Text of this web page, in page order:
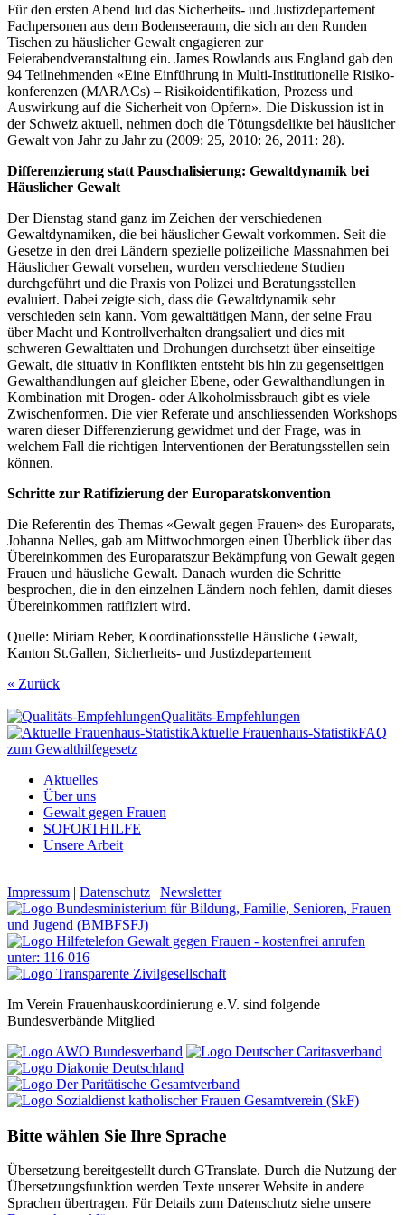
Für den ersten Abend lud das Sicherheits- und Justizdepartement
Fachpersonen aus dem Bodenseeraum, die sich an den Runden
Tischen zu häuslicher Gewalt engagieren zur
Feierabendveranstaltung ein. James Rowlands aus England gab den
94 Teilnehmenden «Eine Einführung in Multi-Institutionelle Risiko-
konferenzen (MARACs) – Risikoidentifikation, Prozess und
Auswirkung auf die Sicherheit von Opfern». Die Diskussion ist in
der Schweiz aktuell, nehmen doch die Tötungsdelikte bei häuslicher
Gewalt von Jahr zu Jahr zu (2009: 25, 2010: 26, 2011: 28).
Differenzierung statt Pauschalisierung: Gewaltdynamik bei
Häuslicher Gewalt
Der Dienstag stand ganz im Zeichen der verschiedenen
Gewaltdynamiken, die bei häuslicher Gewalt vorkommen. Seit die
Gesetze in den drei Ländern spezielle polizeiliche Massnahmen bei
Häuslicher Gewalt vorsehen, wurden verschiedene Studien
durchgeführt und die Praxis von Polizei und Beratungsstellen
evaluiert. Dabei zeigte sich, dass die Gewaltdynamik sehr
verschieden sein kann. Vom gewalttätigen Mann, der seine Frau
über Macht und Kontrollverhalten drangsaliert und dies mit
schweren Gewalttaten und Drohungen durchsetzt über einseitige
Gewalt, die situativ in Konflikten entsteht bis hin zu gegenseitigen
Gewalthandlungen auf gleicher Ebene, oder Gewalthandlungen in
Kombination mit Drogen- oder Alkoholmissbrauch gibt es viele
Zwischenformen. Die vier Referate und anschliessenden Workshops
waren dieser Differenzierung gewidmet und der Frage, was in
welchem Fall die richtigen Interventionen der Beratungsstellen sein
können.
Schritte zur Ratifizierung der Europaratskonvention
Die Referentin des Themas «Gewalt gegen Frauen» des Europarats,
Johanna Nelles, gab am Mittwochmorgen einen Überblick über das
Übereinkommen des Europaratszur Bekämpfung von Gewalt gegen
Frauen und häusliche Gewalt. Danach wurden die Schritte
besprochen, die in den einzelnen Ländern noch fehlen, damit dieses
Übereinkommen ratifiziert wird.
Quelle: Miriam Reber, Koordinationsstelle Häusliche Gewalt,
Kanton St.Gallen, Sicherheits- und Justizdepartement
« Zurück
Qualitäts-Empfehlungen
Aktuelle Frauenhaus-StatistikFAQ
zum Gewalthilfegesetz
Aktuelles
Über uns
Gewalt gegen Frauen
SOFORTHILFE
Unsere Arbeit
Impressum | Datenschutz | Newsletter
Im Verein Frauenhauskoordinierung e.V. sind folgende
Bundesverbände Mitglied
Bitte wählen Sie Ihre Sprache
Übersetzung bereitgestellt durch GTranslate. Durch die Nutzung der
Übersetzungsfunktion werden Texte unserer Website in andere
Sprachen übertragen. Für Details zum Datenschutz siehe unsere